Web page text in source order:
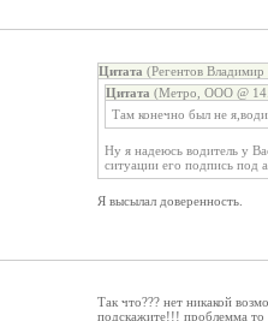
Цитата (Регентов
Цитата (Метро, ООО @
Там конечно был не
Ну я надеюсь водитель у
ситуации его подпись под
Я высылал доверенность.
Так что??? нет никакой
подскажите!!! проблемма то